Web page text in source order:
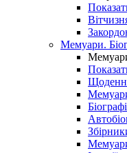
Мемуари.